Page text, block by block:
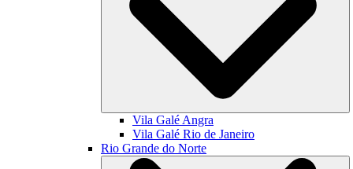
Vila Galé Angra
Vila Galé Rio de Janeiro
Rio Grande do Norte